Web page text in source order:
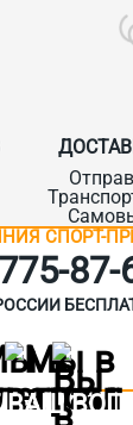
СПОРТ-
ВАШ